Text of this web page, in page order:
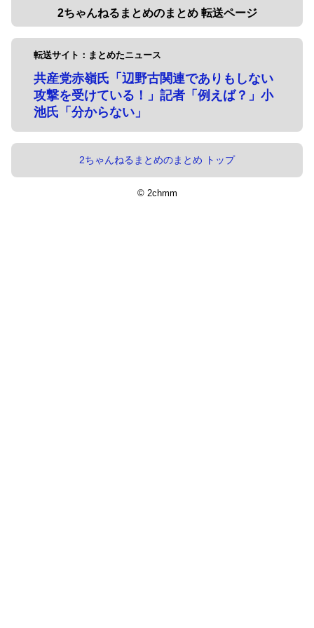
2ちゃんねるまとめのまとめ 転送ページ
転送サイト：まとめたニュース
共産党赤嶺氏「辺野古関連でありもしない
攻撃を受けている！」記者「例えば？」小
池氏「分からない」
2ちゃんねるまとめのまとめ トップ
© 2chmm